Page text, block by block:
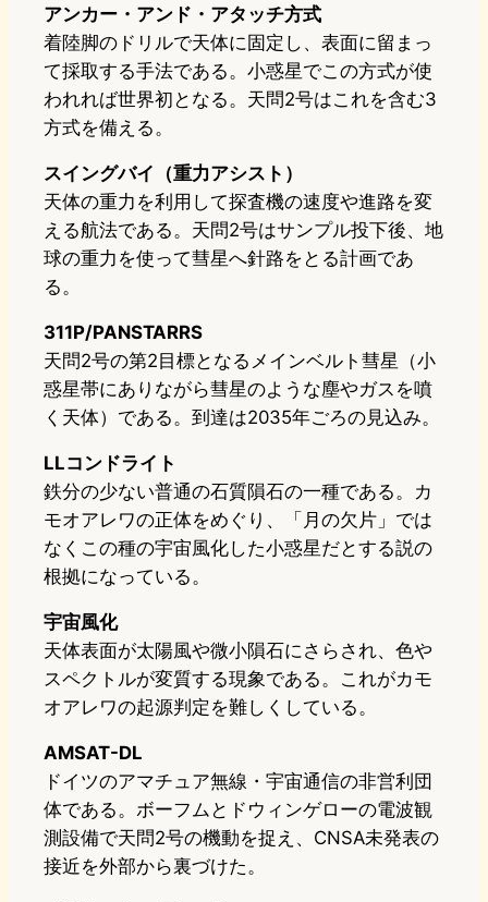
アンカー・アンド・アタッチ方式
着陸脚のドリルで天体に固定し、表面に留まっ
て採取する手法である。小惑星でこの方式が使
われれば世界初となる。天問2号はこれを含む3
方式を備える。
スイングバイ（重力アシスト）
天体の重力を利用して探査機の速度や進路を変
える航法である。天問2号はサンプル投下後、地
球の重力を使って彗星へ針路をとる計画であ
る。
311P/PANSTARRS
天問2号の第2目標となるメインベルト彗星（小
惑星帯にありながら彗星のような塵やガスを噴
く天体）である。到達は2035年ごろの見込み。
LLコンドライト
鉄分の少ない普通の石質隕石の一種である。カ
モオアレワの正体をめぐり、「月の欠片」では
なくこの種の宇宙風化した小惑星だとする説の
根拠になっている。
宇宙風化
天体表面が太陽風や微小隕石にさらされ、色や
スペクトルが変質する現象である。これがカモ
オアレワの起源判定を難しくしている。
AMSAT-DL
ドイツのアマチュア無線・宇宙通信の非営利団
体である。ボーフムとドウィンゲローの電波観
測設備で天問2号の機動を捉え、CNSA未発表の
接近を外部から裏づけた。